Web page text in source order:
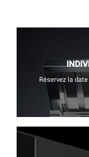
Réservez la